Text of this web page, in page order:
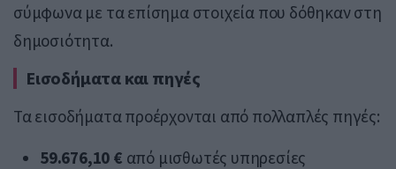
σύμφωνα με τα επίσημα στοιχεία που δόθηκαν στη
δημοσιότητα.
Εισοδήματα και πηγές
Τα εισοδήματα προέρχονται από πολλαπλές πηγές:
59.676,10 € από μισθωτές υπηρεσίες